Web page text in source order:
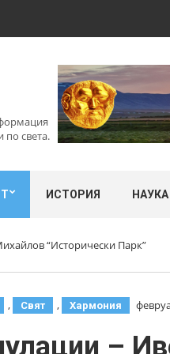
по света.
ИСТОРИЯ
“Исторически Парк”
, Свят , Хармония
–